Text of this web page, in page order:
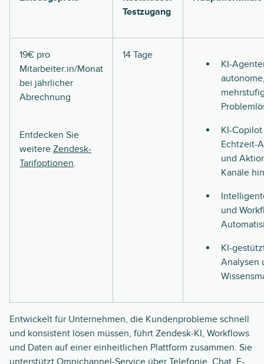
Testzugang
19€ pro
Mitarbeiter:in/Monat
bei jährlicher
Abrechnung
Entdecken Sie
weitere Zendesk-
Tarifoptionen.
14 Tage
KI-
KI-
Echtzeit-
und
Kanäle
und
KI-
Analysen
Entwickelt für Unternehmen, die Kundenprobleme schnell
und konsistent lösen müssen, führt Zendesk-KI, Workflows
und Daten auf einer einheitlichen Plattform zusammen. Sie
unterstützt Omnichannel-Service über Telefonie, Chat, E-